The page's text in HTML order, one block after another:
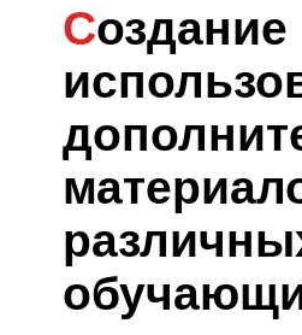
Создание и